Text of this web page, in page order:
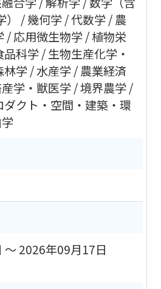
幾何学 代数学 農
応用微生物学 植物栄
品科学 生物生産化学・
林学 水産学 農業経済
学・獣医学 境界農学
ダクト・空間・建築・環
2026年09月17日